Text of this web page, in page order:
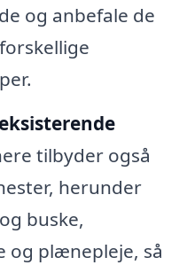
og anbefale de
tilbyder også
herunder
buske,
og plænepleje, så